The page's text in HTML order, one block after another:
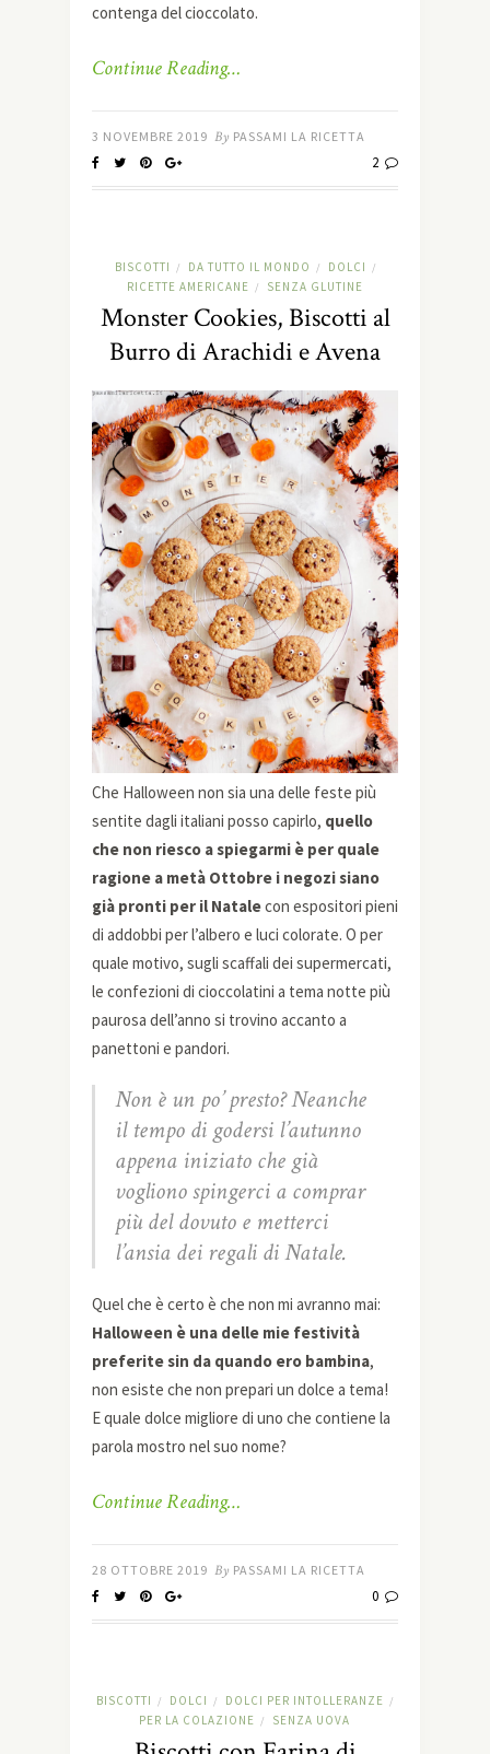
contenga del cioccolato.
Continue Reading…
3 NOVEMBRE 2019 By PASSAMI LA RICETTA
2
BISCOTTI / DA TUTTO IL MONDO / DOLCI /
RICETTE AMERICANE / SENZA GLUTINE
Monster Cookies, Biscotti al
Burro di Arachidi e Avena
Che Halloween non sia una delle feste più
sentite dagli italiani posso capirlo, quello
che non riesco a spiegarmi è per quale
ragione a metà Ottobre i negozi siano
già pronti per il Natalecon espositori pieni
di addobbi per l’albero e luci colorate. O per
quale motivo, sugli scaffali dei supermercati,
le confezioni di cioccolatini a tema notte più
paurosa dell’anno si trovino accanto a
panettoni e pandori.
Non è un po’ presto? Neanche
il tempo di godersi l’autunno
appena iniziato che già
vogliono spingerci a comprar
più del dovuto e metterci
l’ansia dei regali di Natale.
Quel che è certo è che non mi avranno mai:
Halloween è una delle mie festività
preferite sin da quando ero bambina,
non esiste che non prepari un dolce a tema!
E quale dolce migliore di uno che contiene la
parola mostro nel suo nome?
Continue Reading…
28 OTTOBRE 2019 By PASSAMI LA RICETTA
0
BISCOTTI / DOLCI / DOLCI PER INTOLLERANZE /
PER LA COLAZIONE / SENZA UOVA